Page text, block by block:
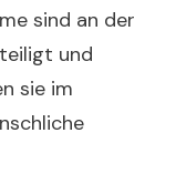
sind an der
und
sie im